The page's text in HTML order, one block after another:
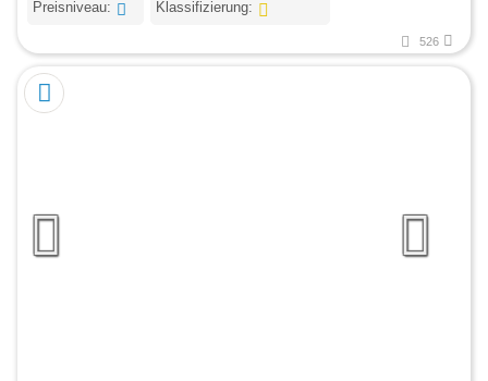
Preisniveau: Klassifizierung:
526